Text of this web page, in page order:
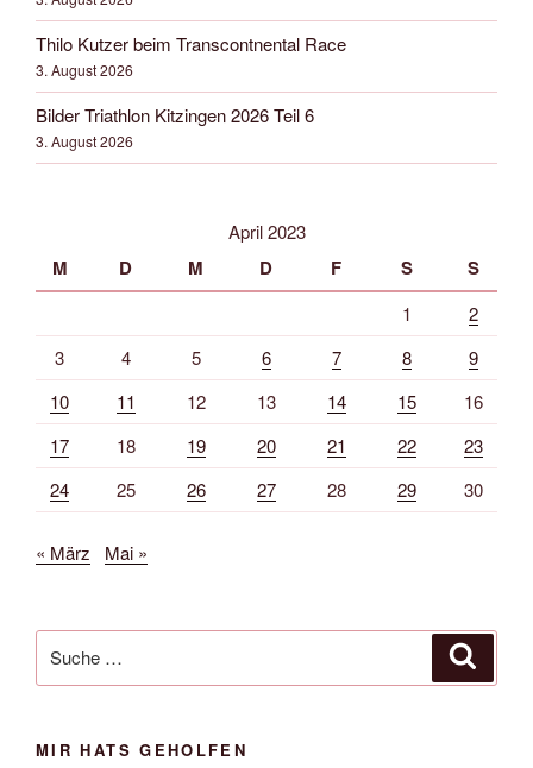
Thilo Kutzer beim Transcontnental Race
3. August 2026
Bilder Triathlon Kitzingen 2026 Teil 6
3. August 2026
April 2023
M D M D F S S
1
2
3
4 5 6 7 8
9
10
11 12 13 14 15
16
17
18 19 20 21 22
23
24
25 26 27 28 29 30
« März Mai »
nach:
MIR HATS GEHOLFEN